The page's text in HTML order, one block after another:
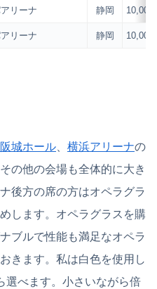
リーナ 静岡 10,000
リーナ 静岡 10,000
城ホール 横浜アリーナの
の他の会場も全体的に大き
後方の席の方はオペラグラ
します。オペラグラスを購
ブルで性能も満足なオペラ
きます。私は白色を使用し
選べます。小さいながら倍